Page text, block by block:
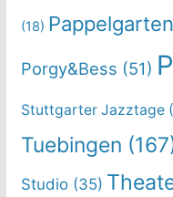
(18)
Porgy&Bess (51)
Stuttgarter Jazztage
Tuebingen
Studio(35)